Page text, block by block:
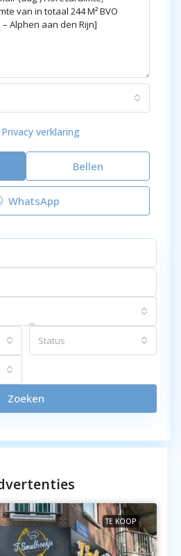
Privacy verklaring
Bellen
WhatsApp
Status
Zoeken
TE KOOP